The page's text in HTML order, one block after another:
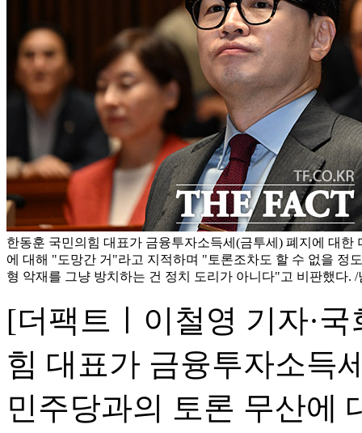
한동훈 국민의힘 대표가 금융투자소득세(금투세) 폐지에 대한
에 대해 "도망간 거"라고 지적하며 "토론조차도 할 수 없을 정
형 악재를 그냥 방치하는 건 정치 도리가 아니다"고 비판했다. /
[더팩트ㅣ이철영 기자·
힘 대표가 금융투자소득
민주당과의 토론 무산에